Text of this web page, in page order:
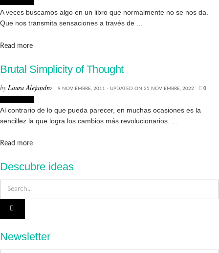
A veces buscamos algo en un libro que normalmente no se nos da.
Que nos transmita sensaciones a través de ...
Read moreDetails
Brutal Simplicity of Thought
by Laura Alejandro 9 NOVIEMBRE, 2011 - UPDATED ON 25 NOVIEMBRE, 2022 0
Al contrario de lo que pueda parecer, en muchas ocasiones es la
sencillez la que logra los cambios más revolucionarios. ...
Read moreDetails
Descubre ideas
Newsletter